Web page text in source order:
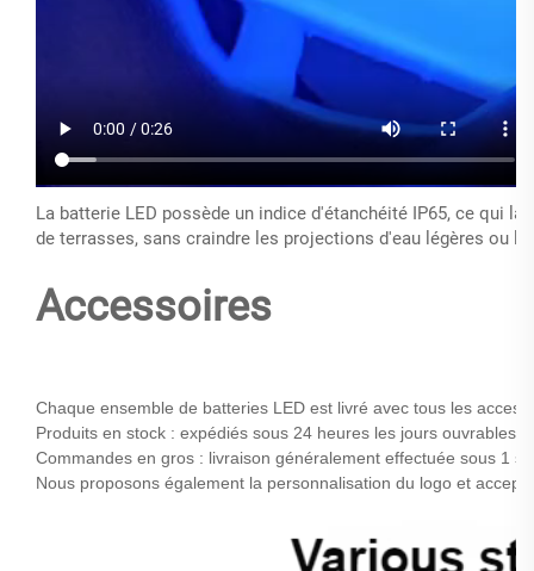
La batterie LED possède un indice d'étanchéité IP65, ce qui
de terrasses, sans craindre les projections d'eau légères ou
Accessoires
Chaque ensemble de batteries LED est livré avec tous les
Produits en stock : expédiés sous 24 heures les jours ouvrables
Commandes en gros : livraison généralement effectuée sous 1
Nous proposons également la personnalisation du logo et